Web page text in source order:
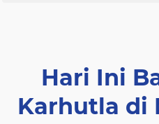
Hari Ini
Karhutla di